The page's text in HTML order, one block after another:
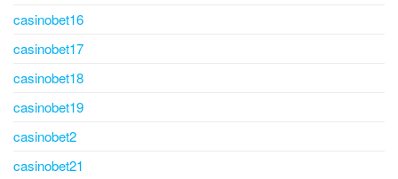
casinobet16
casinobet17
casinobet18
casinobet19
casinobet2
casinobet21